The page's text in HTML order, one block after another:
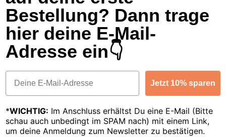
Bestellung? Dann trage
hier deine E-Mail-
Adresse ein👇
Email
Jetzt 10% sparen
*WICHTIG: Im Anschluss erhältst Du eine E-Mail (Bitte
schau auch unbedingt im SPAM nach) mit einem Link,
um deine Anmeldung zum Newsletter zu bestätigen.